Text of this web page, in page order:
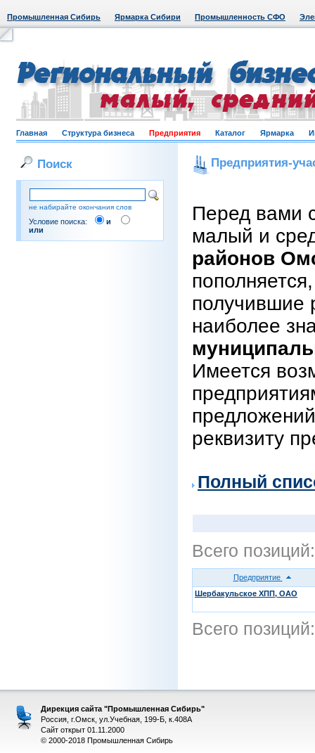
Промышленная Сибирь Ярмарка Сибири Промышленность СФО
Главная Структура бизнеса Предприятия Каталог Ярмарка
Поиск
не набирайте окончания слов
Условие поиска:
и
или
Предприятия-
Перед вами
малый и
районов
получившие
наиболее
Имеется
реквизиту
Полный
Всего
Предприятие
Шербакульское ХПП, ОАО
Всего
Дирекция сайта "Промышленная Сибирь"
Россия, г.Омск, ул.Учебная, 199-Б, к.408А
Сайт открыт 01.11.2000
© 2000-2018 Промышленная Сибирь